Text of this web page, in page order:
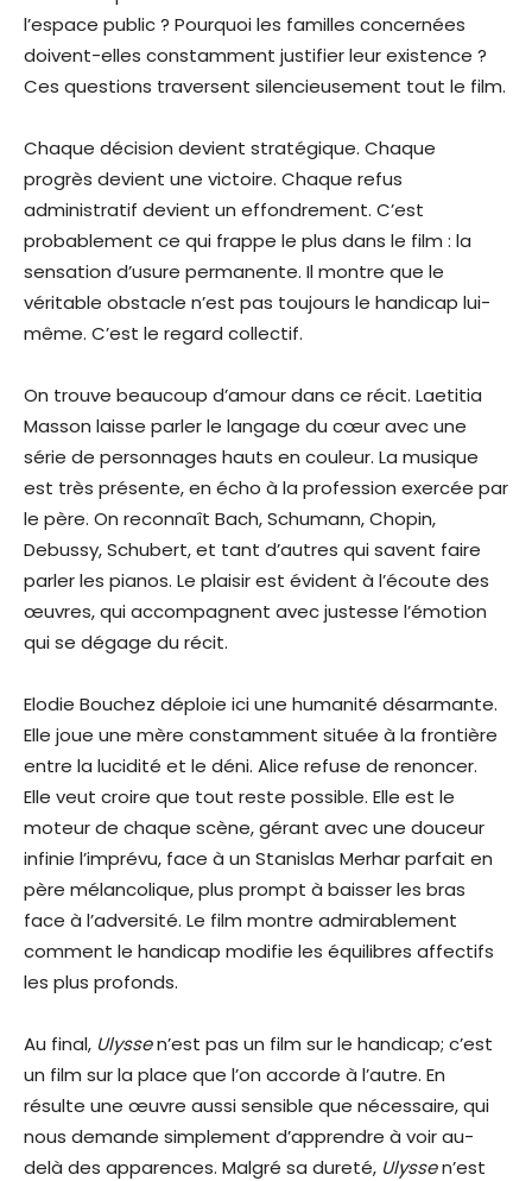
l’espace public ? Pourquoi les familles concernées
doivent-elles constamment justifier leur existence ?
Ces questions traversent silencieusement tout le film.
Chaque décision devient stratégique. Chaque
progrès devient une victoire. Chaque refus
administratif devient un effondrement. C’est
probablement ce qui frappe le plus dans le film : la
sensation d’usure permanente. Il montre que le
véritable obstacle n’est pas toujours le handicap lui-
même. C’est le regard collectif.
On trouve beaucoup d’amour dans ce récit. Laetitia
Masson laisse parler le langage du cœur avec une
série de personnages hauts en couleur. La musique
est très présente, en écho à la profession exercée par
le père. On reconnaît Bach, Schumann, Chopin,
Debussy, Schubert, et tant d’autres qui savent faire
parler les pianos. Le plaisir est évident à l’écoute des
œuvres, qui accompagnent avec justesse l’émotion
qui se dégage du récit.
Elodie Bouchez déploie ici une humanité désarmante.
Elle joue une mère constamment située à la frontière
entre la lucidité et le déni. Alice refuse de renoncer.
Elle veut croire que tout reste possible. Elle est le
moteur de chaque scène, gérant avec une douceur
infinie l’imprévu, face à un Stanislas Merhar parfait en
père mélancolique, plus prompt à baisser les bras
face à l’adversité. Le film montre admirablement
comment le handicap modifie les équilibres affectifs
les plus profonds.
Au final, Ulyssen’est pas un film sur le handicap; c’est
un film sur la place que l’on accorde à l’autre. En
résulte une œuvre aussi sensible que nécessaire, qui
nous demande simplement d’apprendre à voir au-
delà des apparences. Malgré sa dureté, Ulyssen’est